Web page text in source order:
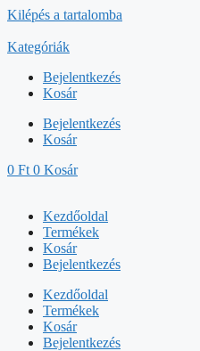
Kilépés a tartalomba
Kategóriák
Bejelentkezés
Kosár
Bejelentkezés
Kosár
0 Ft 0 Kosár
Kezdőoldal
Termékek
Kosár
Bejelentkezés
Kezdőoldal
Termékek
Kosár
Bejelentkezés